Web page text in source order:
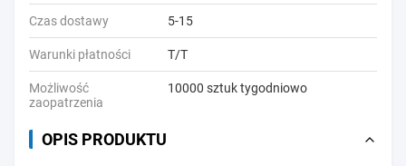
Czas dostawy 5-15
Warunki płatności T/T
Możliwość
zaopatrzenia
10000 sztuk tygodniowo
OPIS PRODUKTU